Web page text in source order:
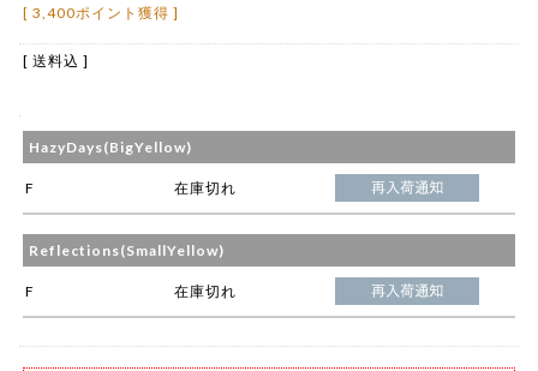
[ 3,400ポイント獲得 ]
[ 送料込 ]
HazyDays(BigYellow)
F 在庫切れ
Reflections(SmallYellow)
F 在庫切れ